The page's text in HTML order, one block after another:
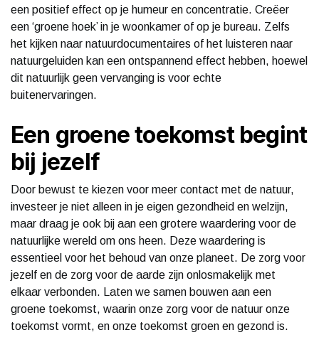
een positief effect op je humeur en concentratie. Creëer
een ‘groene hoek’ in je woonkamer of op je bureau. Zelfs
het kijken naar natuurdocumentaires of het luisteren naar
natuurgeluiden kan een ontspannend effect hebben, hoewel
dit natuurlijk geen vervanging is voor echte
buitenervaringen.
Een groene toekomst begint
bij jezelf
Door bewust te kiezen voor meer contact met de natuur,
investeer je niet alleen in je eigen gezondheid en welzijn,
maar draag je ook bij aan een grotere waardering voor de
natuurlijke wereld om ons heen. Deze waardering is
essentieel voor het behoud van onze planeet. De zorg voor
jezelf en de zorg voor de aarde zijn onlosmakelijk met
elkaar verbonden. Laten we samen bouwen aan een
groene toekomst, waarin onze zorg voor de natuur onze
toekomst vormt, en onze toekomst groen en gezond is.